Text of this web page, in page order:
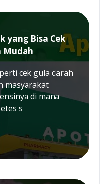
yang Bisa Cek
Mudah
cek gula darah
masyarakat
di mana
s